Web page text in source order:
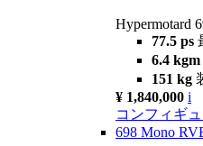
Hypermotard
77.5 ps
6.4 kgm
151 kg
¥ 1,840,000 i
コンフィギ
698 Mono